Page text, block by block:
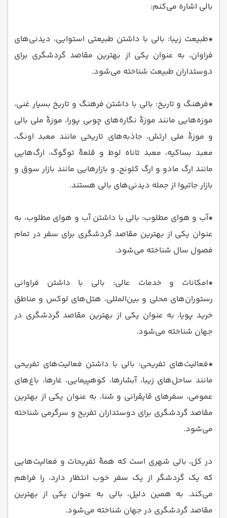
بالی اشاره می‌کنم:
*طبیعت زیبا: بالی با داشتن طبیعتی استوایی، دیدنی‌های
فراوان، به عنوان یکی از بهترین مقاصد گردشگری برای
دوستداران طبیعت شناخته می‌شود.
*فرهنگ و تاریخ: بالی با داشتن فرهنگ و تاریخ بسیار غنی،
موزه‌هایی مانند موزهٔ نگاره‌های چوبی پورا، موزهٔ ملی بالی
و موزهٔ ملی ارتش، جاذبه‌های تاریخی مانند معبد اونگ،
معبد بساکیه، معبد تاناه لوط و قلعهٔ توگوگ، ارگ‌هایی
مانند ارگ مادو و ارگ کلونج، و بازارهایی مانند بازار سوق و
بازار جاتیوا از جمله دیدنی‌های بالی هستند.
*آب و هوای مطلوب: بالی با داشتن آب و هوای مطلوب، به
عنوان یکی از بهترین مقاصد گردشگری برای سفر در تمام
فصول سال شناخته می‌شود.
*امکانات و خدمات عالی: بالی با داشتن فراوانی
رستوران‌های محلی و بین‌المللی، هتل‌های لوکس و مناطق
خرید پویا، به عنوان یکی از بهترین مقاصد گردشگری در
جهان شناخته می‌شود.
*فعالیت‌های تفریحی: بالی با داشتن فعالیت‌های تفریحی
مانند ساحل‌های زیبا، آبشارها، کوهپیمایی، غارها، باغ‌های
عمومی، سفرهای قایقرانی و شنا، به عنوان یکی از بهترین
مقاصد گردشگری برای دوستداران تفریح و سرگرمی شناخته
می‌شود.
در کل، بالی شهری است که همهٔ تفریحات و فعالیت‌هایی
که یک گردشگر از یک سفر خوب انتظار دارد، را فراهم
می‌کند. به همین دلیل، بالی به عنوان یکی از بهترین
مقاصد گردشگری در جهان شناخته می‌شود.